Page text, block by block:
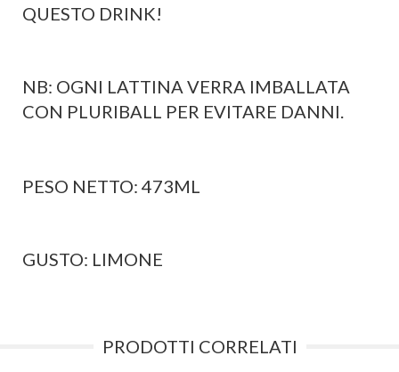
QUESTO DRINK!
NB: OGNI LATTINA VERRA IMBALLATA
CON PLURIBALL PER EVITARE DANNI.
PESO NETTO: 473ML
GUSTO: LIMONE
PRODOTTI CORRELATI